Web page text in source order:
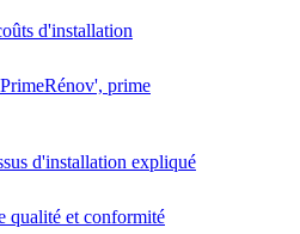
d'installation
prime
d'installation expliqué
qualité et conformité